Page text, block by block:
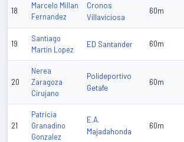
18
Marcelo Millan
Fernandez
Cronos
Villaviciosa
60m
19
Santiago
Martin Lopez
ED Santander 60m
20
Nerea
Zaragoza
Cirujano
Polideportivo
Getafe
60m
21
Patricia
Granadino
Gonzalez
E.A.
Majadahonda
60m